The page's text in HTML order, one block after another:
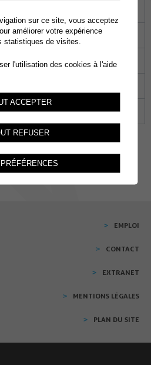
11 12 13
18 19 20
01 02 03
EMPLOI
CONTACT
EXTRANET
MENTIONS LÉGALES
PLAN DU SITE
sur ce site, vous acceptez
améliorer votre expérience
statistiques de visites.
l'utilisation des cookies à l'aide
ACCEPTER
REFUSER